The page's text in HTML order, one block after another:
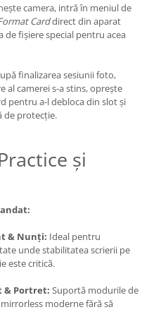
camera, intră în meniul de
Carddirect din aparat
fișiere special pentru acea
finalizarea sesiunii foto,
al camerei s-a stins, oprește
pentru a-l debloca din slot și
de protecție.
și
& Nunți: Ideal pentru
unde stabilitatea scrierii pe
este critică.
& Portret: Suportă modurile de
moderne fără să